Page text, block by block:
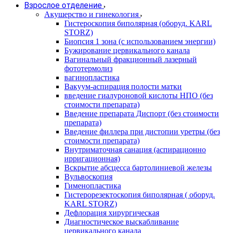
Взрослое отделение
Акушерство и гинекология
Гистероскопия биполярная (оборуд. KARL
STORZ)
Биопсия 1 зона (с использованием энергии)
Бужирование цервикального канала
Вагинальный фракционный лазерный
фототермолиз
вагинопластика
Вакуум-аспирация полости матки
введение гиалуроновой кислоты НПО (без
стоимости препарата)
Введение препарата Диспорт (без стоимости
препарата)
Введение филлера при дистопии уретры (без
стоимости препарата)
Внутриматочная санация (аспирационно
ирригационная)
Вскрытие абсцесса бартолиниевой железы
Вульвоскопия
Гименопластика
Гистерорезектоскопия биполярная ( оборуд.
KARL STORZ)
Дефлорация хирургическая
Диагностическое выскабливание
цервикального канала